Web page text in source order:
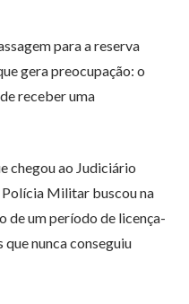
para a reserva
gera preocupação: o
receber uma
chegou ao Judiciário
Polícia Militar buscou na
de um período de licença-
nunca conseguiu